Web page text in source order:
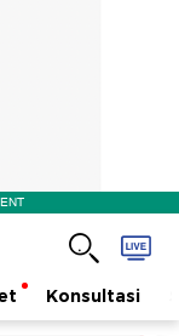
Konsultasi